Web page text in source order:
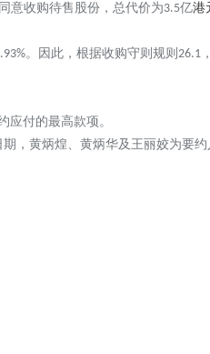
意收购待售股份，总代价为3.5亿港
。因此，根据收购守则规则 26.1
应付的最高款项。
，黄炳煌、黄炳华及王丽姣为要约